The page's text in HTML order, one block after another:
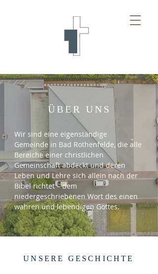
ÜBER UNS
Wir sind eine eigenständige
Gemeinde in Bad Rothenfelde, die alle
Bereiche einer christlichen
Gemeinschaft abdeckt und deren
Leben und Lehre sich allein nach der
Bibel richtet – dem
niedergeschriebenen Wort des einen
wahren und lebendigen Gottes.
UNSERE GESCHICHTE